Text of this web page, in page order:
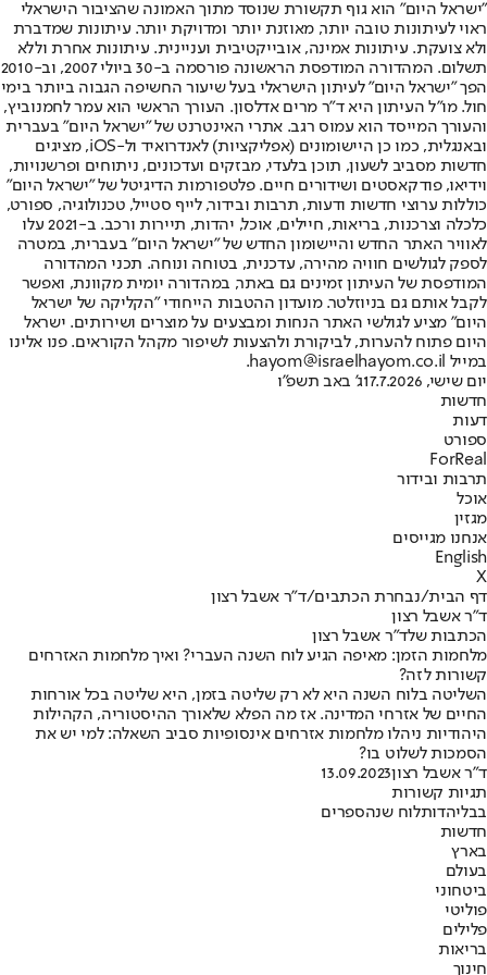
"ישראל היום" הוא גוף תקשורת שנוסד מתוך האמונה שהציבור הישראלי
ראוי לעיתונות טובה יותר, מאוזנת יותר ומדויקת יותר. עיתונות שמדברת
ולא צועקת. עיתונות אמינה, אובייקטיבית ועניינית. עיתונות אחרת וללא
תשלום. המהדורה המודפסת הראשונה פורסמה ב-30 ביולי 2007, וב-2010
הפך "ישראל היום" לעיתון הישראלי בעל שיעור החשיפה הגבוה ביותר בימי
חול. מו"ל העיתון היא ד"ר מרים אדלסון. העורך הראשי הוא עמר לחמנוביץ,
והעורך המייסד הוא עמוס רגב. אתרי האינטרנט של "ישראל היום" בעברית
ובאנגלית, כמו כן היישומונים (אפליקציות) לאנדרואיד ול-iOS, מציגים
חדשות מסביב לשעון, תוכן בלעדי, מבזקים ועדכונים, ניתוחים ופרשנויות,
וידיאו, פודקאסטים ושידורים חיים. פלטפורמות הדיגיטל של "ישראל היום"
כוללות ערוצי חדשות ודעות, תרבות ובידור, לייף סטייל, טכנולוגיה, ספורט,
כלכלה וצרכנות, בריאות, חיילים, אוכל, יהדות, תיירות ורכב. ב-2021 עלו
לאוויר האתר החדש והיישומון החדש של "ישראל היום" בעברית, במטרה
לספק לגולשים חוויה מהירה, עדכנית, בטוחה ונוחה. תכני המהדורה
המודפסת של העיתון זמינים גם באתר, במהדורה יומית מקוונת, ואפשר
לקבל אותם גם בניוזלטר. מועדון ההטבות הייחודי "הקליקה של ישראל
היום" מציע לגולשי האתר הנחות ומבצעים על מוצרים ושירותים. ישראל
היום פתוח להערות, לביקורת ולהצעות לשיפור מקהל הקוראים. פנו אלינו
במייל hayom@israelhayom.co.il.
יום שישי, 17.7.2026
ג' באב תשפ"ו
חדשות
דעות
ספורט
ForReal
תרבות ובידור
אוכל
מגזין
אנחנו מגייסים
English
X
דף הבית/נבחרת הכתבים/ד"ר אשבל רצון
ד"ר אשבל רצון
הכתבות שלד"ר אשבל רצון
מלחמות הזמן: מאיפה הגיע לוח השנה העברי? ואיך מלחמות האזרחים
קשורות לזה?
השליטה בלוח השנה היא לא רק שליטה בזמן, היא שליטה בכל אורחות
החיים של אזרחי המדינה. אז מה הפלא שלאורך ההיסטוריה, הקהילות
היהודיות ניהלו מלחמות אזרחים אינסופיות סביב השאלה: למי יש את
הסמכות לשלוט בו?
ד"ר אשבל רצון13.09.2023
תגיות קשורות
בבליהדותלוח שנהספרים
חדשות
בארץ
בעולם
ביטחוני
פוליטי
פלילים
בריאות
חינוך